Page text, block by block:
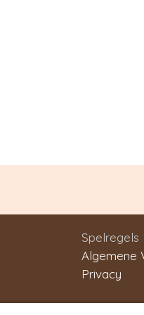
Spelregels
Algemene
Privacy